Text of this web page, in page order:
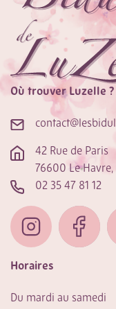
Où trouver Luzelle ?
42 Rue de Paris
76600 Le Havre,
02 35 47 81 12
Horaires
Du mardi au samedi